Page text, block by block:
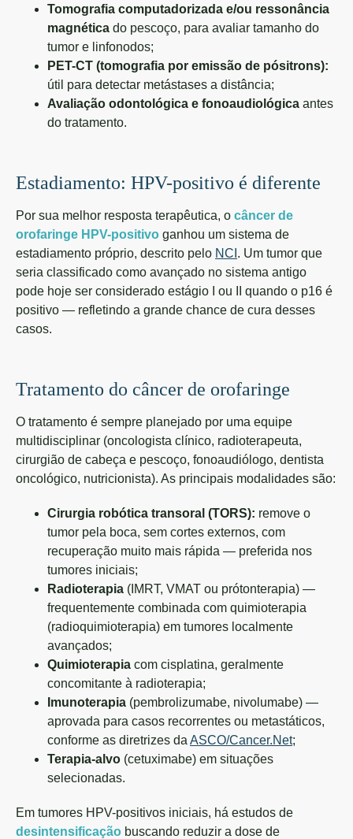
Tomografia computadorizada e/ou ressonância
magnética do pescoço, para avaliar tamanho do
tumor e linfonodos;
PET-CT (tomografia por emissão de pósitrons):
útil para detectar metástases a distância;
Avaliação odontológica e fonoaudiológica antes
do tratamento.
Estadiamento: HPV-positivo é diferente
Por sua melhor resposta terapêutica, o câncer de
orofaringe HPV-positivo ganhou um sistema de
estadiamento próprio, descrito pelo NCI . Um tumor que
seria classificado como avançado no sistema antigo
pode hoje ser considerado estágio I ou II quando o p16 é
positivo — refletindo a grande chance de cura desses
casos.
Tratamento do câncer de orofaringe
O tratamento é sempre planejado por uma equipe
multidisciplinar (oncologista clínico, radioterapeuta,
cirurgião de cabeça e pescoço, fonoaudiólogo, dentista
oncológico, nutricionista). As principais modalidades são:
Cirurgia robótica transoral (TORS): remove o
tumor pela boca, sem cortes externos, com
recuperação muito mais rápida — preferida nos
tumores iniciais;
Radioterapia (IMRT, VMAT ou prótonterapia) —
frequentemente combinada com quimioterapia
(radioquimioterapia) em tumores localmente
avançados;
Quimioterapia com cisplatina, geralmente
concomitante à radioterapia;
Imunoterapia (pembrolizumabe, nivolumabe) —
aprovada para casos recorrentes ou metastáticos,
conforme as diretrizes da ASCO/Cancer.Net;
Terapia-alvo (cetuximabe) em situações
selecionadas.
Em tumores HPV-positivos iniciais, há estudos de
desintensificação buscando reduzir a dose de